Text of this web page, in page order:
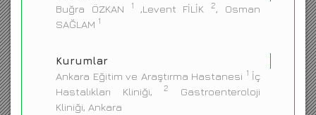
Buğra ÖZKAN
1 ,Levent FİLİK2, Osman
SAĞLAM 1
Kurumlar
Ankara Eğitim ve Araştırma Hastanesi 1 İç
Hastalıkları Kliniği,2
Gastroenteroloji
Kliniği, Ankara